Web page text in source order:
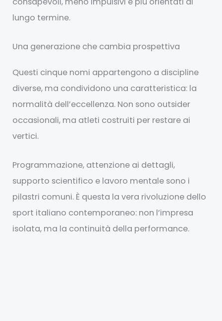
lungo termine.
Una generazione che cambia prospettiva
Questi cinque nomi appartengono a discipline
diverse, ma condividono una caratteristica: la
normalità dell’eccellenza. Non sono outsider
occasionali, ma atleti costruiti per restare ai
vertici.
Programmazione, attenzione ai dettagli,
supporto scientifico e lavoro mentale sono i
pilastri comuni. È questa la vera rivoluzione dello
sport italiano contemporaneo: non l’impresa
isolata, ma la continuità della performance.